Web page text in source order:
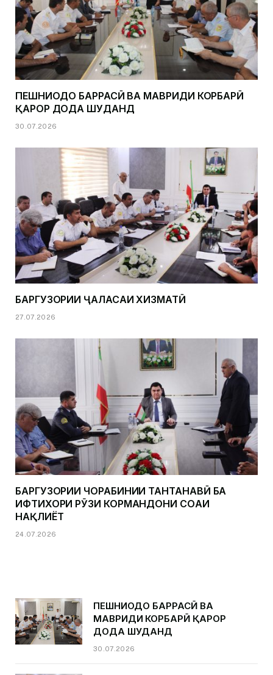
ПЕШНИҲОДҲО БАРРАСӢ ВА МАВРИДИ КОРБАРӢ
ҚАРОР ДОДА ШУДАНД
30.07.2026
БАРГУЗОРИИ ҶАЛАСАИ ХИЗМАТӢ
27.07.2026
БАРГУЗОРИИ ЧОРАБИНИИ ТАНТАНАВӢ БА
ИФТИХОРИ РӮЗИ КОРМАНДОНИ СОҲАИ
НАҚЛИЁТ
24.07.2026
ПЕШНИҲОДҲО БАРРАСӢ ВА
МАВРИДИ КОРБАРӢ ҚАРОР
ДОДА ШУДАНД
30.07.2026